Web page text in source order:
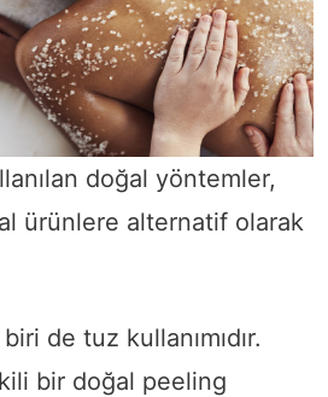
doğal yöntemler,
ürünlere alternatif olarak
de tuz kullanımıdır.
bir doğal peeling